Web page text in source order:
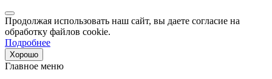
Продолжая использовать наш сайт, вы даете согласие на
обработку файлов cookie.
Подробнее
Хорошо
Главное меню